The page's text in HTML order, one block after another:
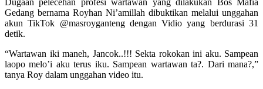
Dugaan pelecehan profesi wartawan yang dilakukan Bos Mafia
Gedang bernama Royhan Ni’amillah dibuktikan melalui unggahan
akun TikTok @masroyganteng dengan Vidio yang berdurasi 31
detik.
“Wartawan iki maneh, Jancok..!!! Sekta rokokan ini aku. Sampean
laopo melo’i aku terus iku. Sampean wartawan ta?. Dari mana?,”
tanya Roy dalam unggahan video itu.